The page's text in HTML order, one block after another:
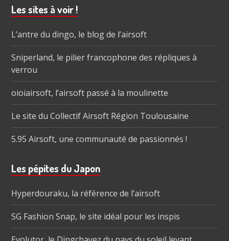
Barre
subsidiaire
Les sites à voir !
L’antre du dingo, le blog de l’airsoft
Sniperland, le pilier francophone des répliques à
verrou
oioiairsoft, l’airsoft passé à la moulinette
Le site du Collectif Airsoft Région Toulousaine
5.95 Airsoft, une communauté de passionnés !
Les pépites du Japon
Hyperdouraku, la référence de l’airsoft
SG Fashion Snap, le site idéal pour les inspis